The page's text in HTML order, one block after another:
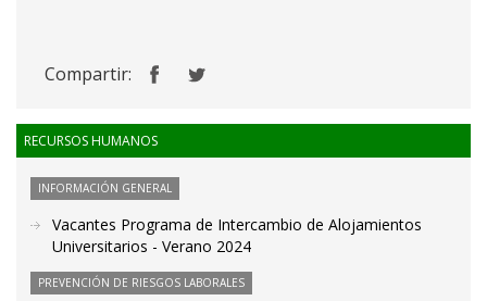
Compartir:
RECURSOS HUMANOS
INFORMACIÓN GENERAL
Vacantes Programa de Intercambio de Alojamientos
Universitarios - Verano 2024
PREVENCIÓN DE RIESGOS LABORALES